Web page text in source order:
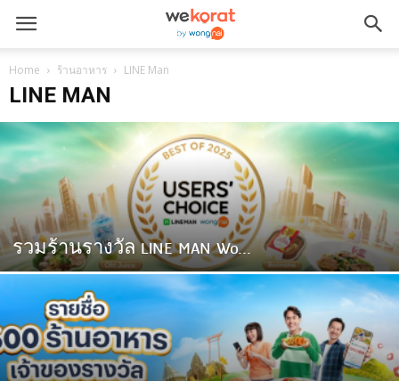
Home ร้านอาหาร LINE Man
LINE MAN
รวมร้านรางวัล LINE MAN Wo...